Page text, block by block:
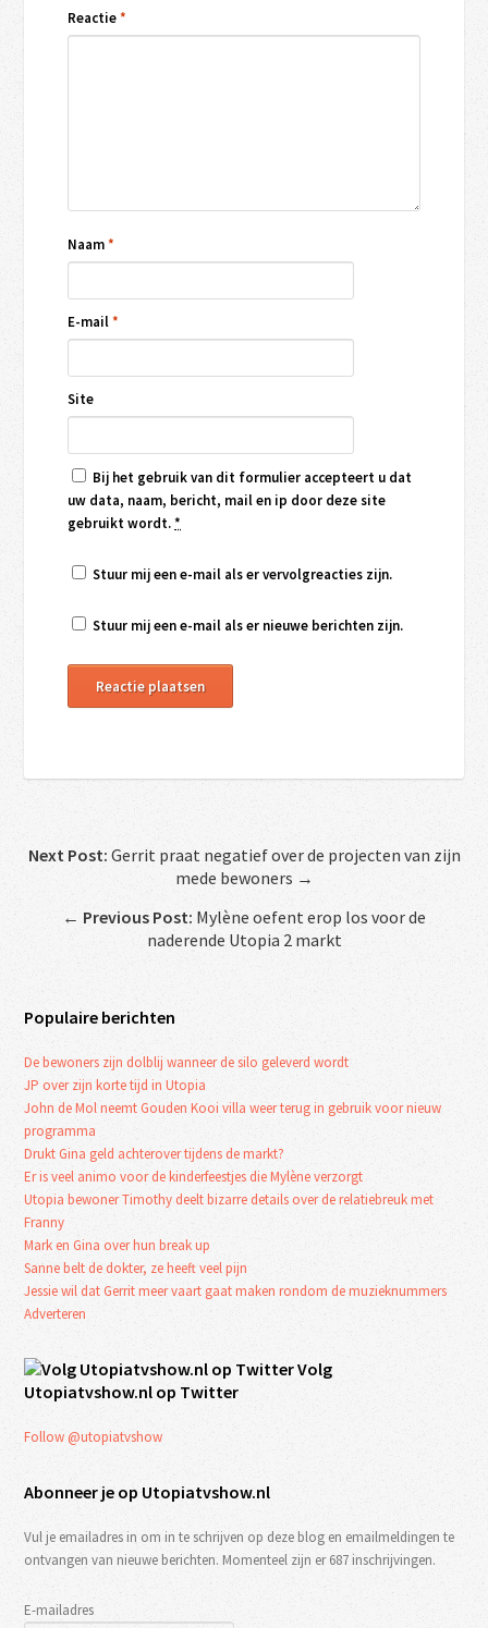
Reactie*
Naam*
E-mail*
Site
Bij het gebruik van dit formulier accepteert u dat
uw data, naam, bericht, mail en ip door deze site
gebruikt wordt.*
Stuur mij een e-mail als er vervolgreacties zijn.
Stuur mij een e-mail als er nieuwe berichten zijn.
Next Post: Gerrit praat negatief over de projecten van zijn
mede bewoners →
← Previous Post: Mylène oefent erop los voor de
naderende Utopia 2 markt
Populaire berichten
De bewoners zijn dolblij wanneer de silo geleverd wordt
JP over zijn korte tijd in Utopia
John de Mol neemt Gouden Kooi villa weer terug in gebruik voor nieuw
programma
Drukt Gina geld achterover tijdens de markt?
Er is veel animo voor de kinderfeestjes die Mylène verzorgt
Utopia bewoner Timothy deelt bizarre details over de relatiebreuk met
Franny
Mark en Gina over hun break up
Sanne belt de dokter, ze heeft veel pijn
Jessie wil dat Gerrit meer vaart gaat maken rondom de muzieknummers
Adverteren
Volg
Utopiatvshow.nl op Twitter
Follow @utopiatvshow
Abonneer je op Utopiatvshow.nl
Vul je emailadres in om in te schrijven op deze blog en emailmeldingen te
ontvangen van nieuwe berichten. Momenteel zijn er 687 inschrijvingen.
E-mailadres